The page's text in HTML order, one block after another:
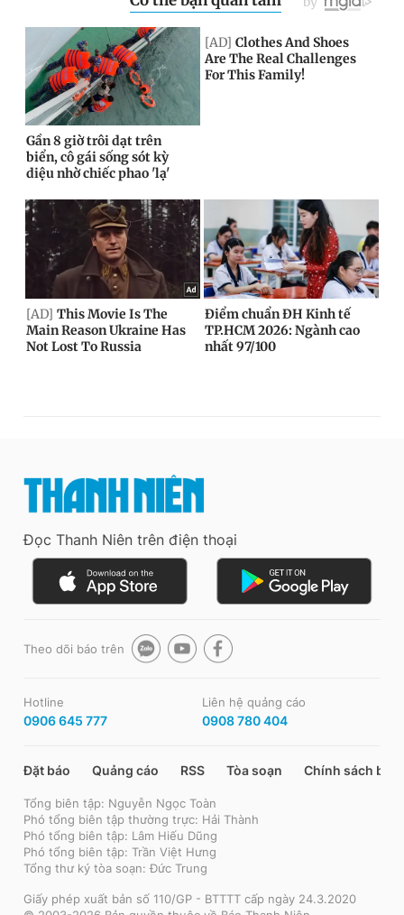
Đọc Thanh Niên trên điện thoại
Theo dõi báo trên
Hotline
0906 645 777
Liên hệ quảng cáo
0908 780 404
Đặt báo Quảng cáo RSS Tòa soạn Chính sách bảo
Tổng biên tập: Nguyễn Ngọc Toàn
Phó tổng biên tập thường trực: Hải Thành
Phó tổng biên tập: Lâm Hiếu Dũng
Phó tổng biên tập: Trần Việt Hưng
Tổng thư ký tòa soạn: Đức Trung
Giấy phép xuất bản số 110/GP - BTTTT cấp ngày 24.3.2020